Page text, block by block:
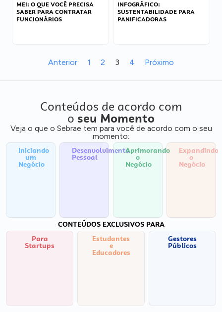
MEI: O QUE VOCÊ PRECISA
SABER PARA CONTRATAR
FUNCIONÁRIOS
INFOGRÁFICO:
SUSTENTABILIDADE PARA
PANIFICADORAS
Anterior 1 2 3 4 Próximo
Conteúdos de acordo com
o seu Momento
Veja o que o Sebrae tem para você de acordo com o seu
momento:
Iniciando
um
Negócio
Desenvolvimento
Pessoal
Aprimorando
o
Negócio
Expandindo
o
Negócio
CONTEÚDOS EXCLUSIVOS PARA
Para
Startups
Estudantes
e
Educadores
Gestores
Públicos